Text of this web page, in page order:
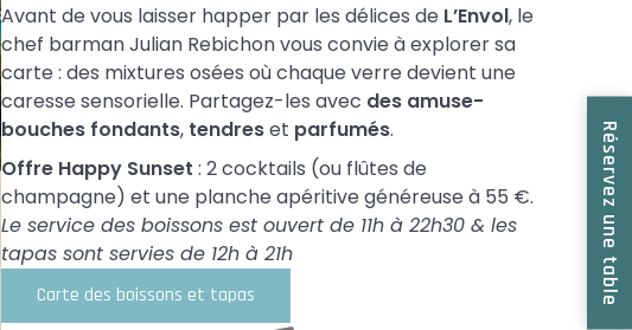
Avant de vous laisser happer par les délices de L’Envol, le
chef barman Julian Rebichon vous convie à explorer sa
carte : des mixtures osées où chaque verre devient une
caresse sensorielle. Partagez-les avec des amuse-
bouches fondants, tendreset parfumés.
Offre Happy Sunset : 2 cocktails (ou flûtes de
champagne) et une planche apéritive généreuse à 55 €.
Le service des boissons est ouvert de 11h à 22h30 & les
tapas sont servies de 12h à 21h
Carte des boissons et tapas Réservez une table